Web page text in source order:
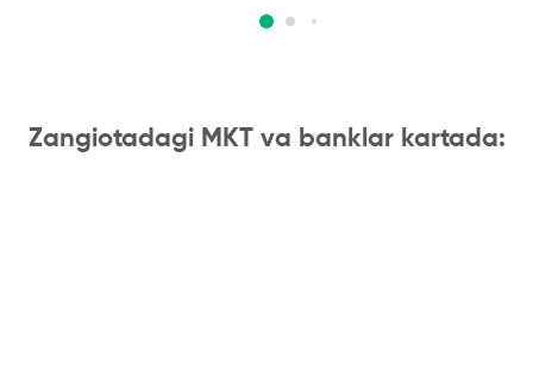
Zangiotadagi MKT va banklar kartada: